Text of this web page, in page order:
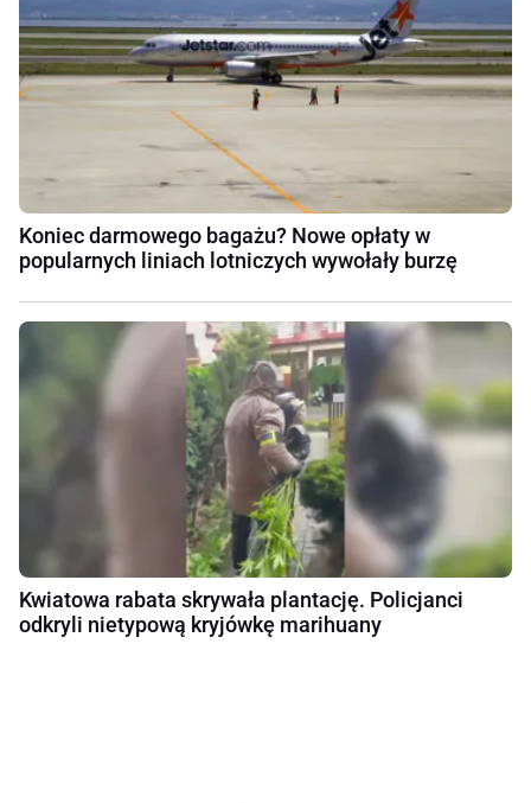
Koniec darmowego bagażu? Nowe opłaty w
popularnych liniach lotniczych wywołały burzę
Kwiatowa rabata skrywała plantację. Policjanci
odkryli nietypową kryjówkę marihuany